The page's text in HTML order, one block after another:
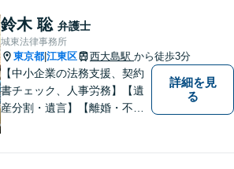
や未来を見据えたサポートを
大切にしています。【休日や
夜間相談も柔軟に対応】【WE
B相談可】
鈴木 聡 弁護士
城東法律事務所
東京都 江東区 西大島駅 から徒歩3分
【中小企業の法務支援、契約
書チェック、人事労務】【遺
産分割・遺言】【離婚・不倫
詳細を見
る